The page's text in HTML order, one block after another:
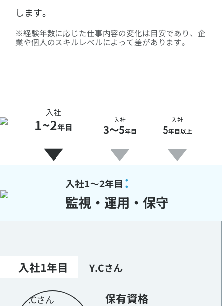
します。
※経験年数に応じた仕事内容の変化は目安であり、企
業や個人のスキルレベルによって差があります。
入社
1~2年目
入社
3～5年目
入社
5年目以上
入社1～2年目
監視・運用・保守
入社1年目 Y.Cさん
保有資格